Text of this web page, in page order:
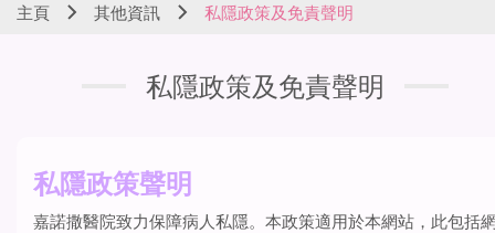
主頁 其他資訊 私隱政策及免責聲明
私隱政策及免責聲明
私隱政策聲明
嘉諾撒醫院致力保障病人私隱。本政策適用於本網站，此包括